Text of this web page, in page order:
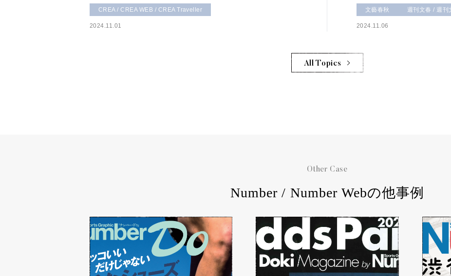
CREA / CREA WEB / CREA Traveller
2024.11.01
文藝春秋 週刊文春 / 週刊
2024.11.06
All Topics
Other Case
Number / Number Webの他事例